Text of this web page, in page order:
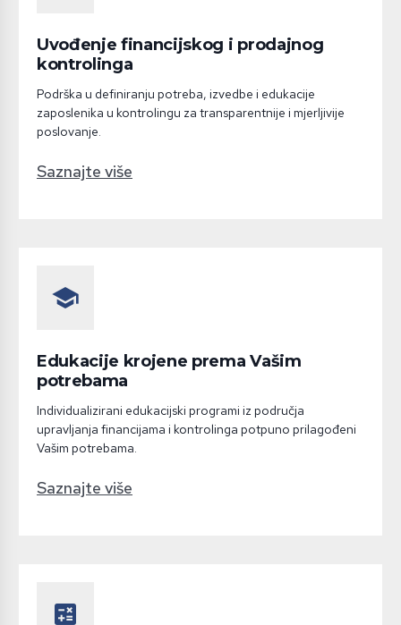
Uvođenje financijskog i prodajnog
kontrolinga
Podrška u definiranju potreba, izvedbe i edukacije
zaposlenika u kontrolingu za transparentnije i mjerljivije
poslovanje.
Saznajte više
school
Edukacije krojene prema Vašim
potrebama
Individualizirani edukacijski programi iz područja
upravljanja financijama i kontrolinga potpuno prilagođeni
Vašim potrebama.
Saznajte više
calculate